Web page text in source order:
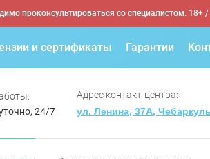
проконсультироваться со специалистом. 18+ /
и сертификаты Гарантии
24/7
Адрес контакт-центра:
ул. Ленина, 37А, Чебаркуль